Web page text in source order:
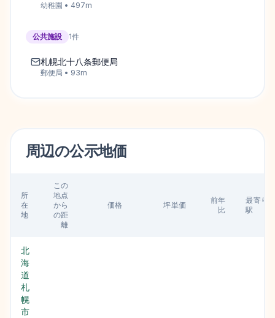
幼稚園 • 497m
公共施設 1件
札幌北十八条郵便局
郵便局 • 93m
周辺の公示地価
所
在
地
この
地点
から
の距
離
価格 坪単価
前年
比
最寄り
駅
北
海
道
札
幌
市